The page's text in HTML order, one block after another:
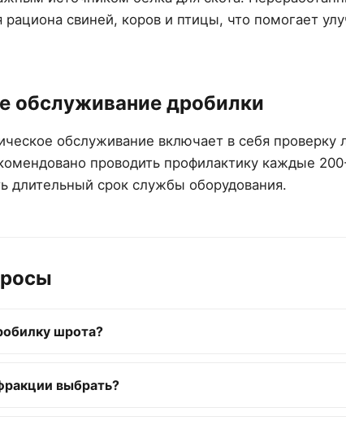
рациона свиней, коров и птицы, что помогает
обслуживание дробилки
обслуживание включает в себя проверку
проводить профилактику каждые
длительный срок службы оборудования.
шрота?
выбрать?